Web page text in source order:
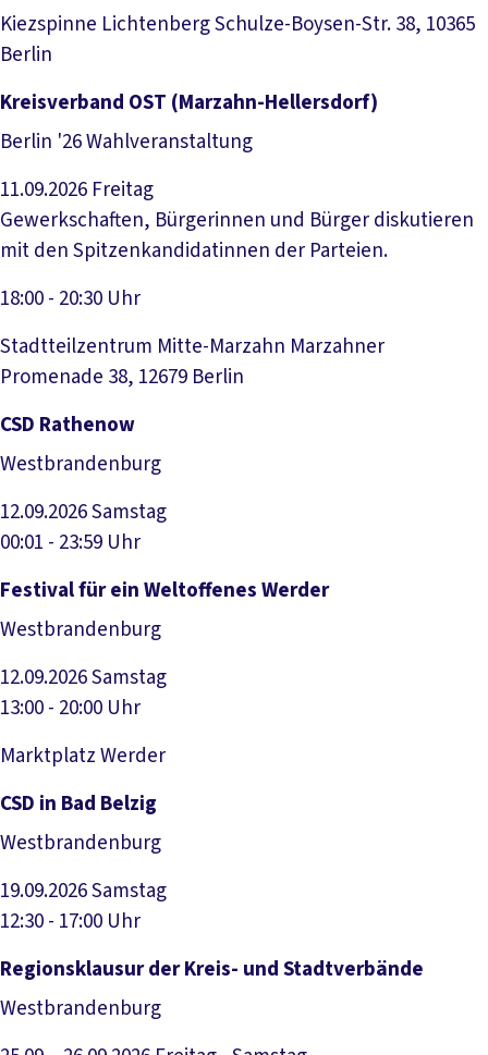
Kiezspinne Lichtenberg Schulze-Boysen-Str. 38, 10365
Berlin
Veranstaltung anzeigen
Kreisverband OST (Marzahn-Hellersdorf)
Berlin '26 Wahlveranstaltung
11.09.2026 Freitag
Gewerkschaften, Bürgerinnen und Bürger diskutieren
mit den Spitzenkandidatinnen der Parteien.
18:00 - 20:30 Uhr
Stadtteilzentrum Mitte-Marzahn Marzahner
Promenade 38, 12679 Berlin
Veranstaltung anzeigen
CSD Rathenow
Westbrandenburg
12.09.2026Samstag
00:01 - 23:59 Uhr
Veranstaltung anzeigen
Festival für ein Weltoffenes Werder
Westbrandenburg
12.09.2026Samstag
13:00 - 20:00 Uhr
Marktplatz Werder
Veranstaltung anzeigen
CSD in Bad Belzig
Westbrandenburg
19.09.2026Samstag
12:30 - 17:00 Uhr
Veranstaltung anzeigen
Regionsklausur der Kreis- und Stadtverbände
Westbrandenburg